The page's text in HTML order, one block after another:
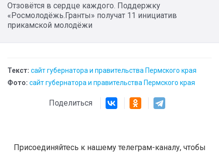
Отзовётся в сердце каждого. Поддержку
«Росмолодёжь.Гранты» получат 11 инициатив
прикамской молодёжи
Текст: сайт губернатора и правительства Пермского края
Фото: сайт губернатора и правительства Пермского края
Поделиться
Присоединяйтесь к нашему телеграм-каналу, чтобы